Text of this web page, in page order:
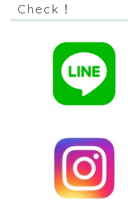
Check！